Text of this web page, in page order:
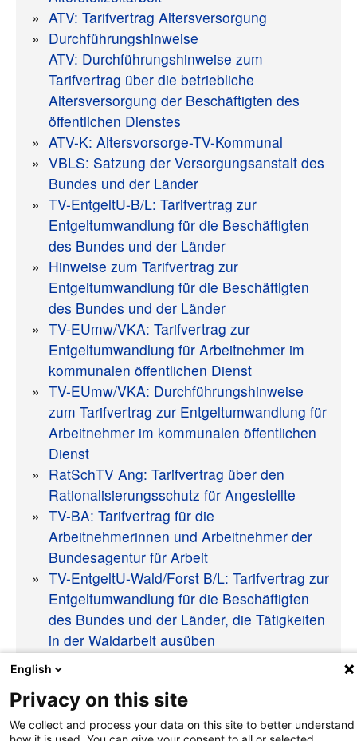
ATV: Tarifvertrag Altersversorgung
Durchführungshinweise
ATV: Durchführungshinweise zum
Tarifvertrag über die betriebliche
Altersversorgung der Beschäftigten des
öffentlichen Dienstes
ATV-K: Altersvorsorge-TV-Kommunal
VBLS: Satzung der Versorgungsanstalt des
Bundes und der Länder
TV-EntgeltU-B/L: Tarifvertrag zur
Entgeltumwandlung für die Beschäftigten
des Bundes und der Länder
Hinweise zum Tarifvertrag zur
Entgeltumwandlung für die Beschäftigten
des Bundes und der Länder
TV-EUmw/VKA: Tarifvertrag zur
Entgeltumwandlung für Arbeitnehmer im
kommunalen öffentlichen Dienst
TV-EUmw/VKA: Durchführungshinweise
zum Tarifvertrag zur Entgeltumwandlung für
Arbeitnehmer im kommunalen öffentlichen
Dienst
RatSchTV Ang: Tarifvertrag über den
Rationalisierungsschutz für Angestellte
TV-BA: Tarifvertrag für die
Arbeitnehmerinnen und Arbeitnehmer der
Bundesagentur für Arbeit
TV-EntgeltU-Wald/Forst B/L: Tarifvertrag zur
Entgeltumwandlung für die Beschäftigten
des Bundes und der Länder, die Tätigkeiten
in der Waldarbeit ausüben
English
Privacy on this site
We collect and process your data on this site to better understand